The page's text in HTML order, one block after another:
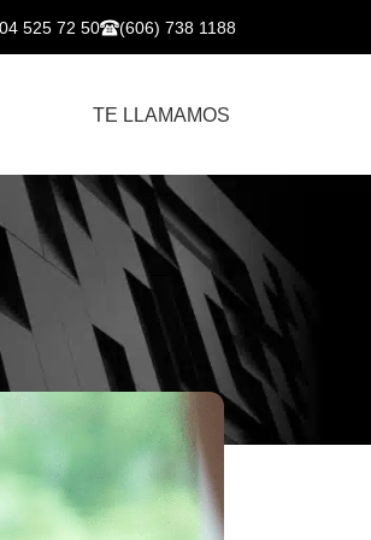
525 72 50 (606) 738 1188
TE LLAMAMOS
enfoque